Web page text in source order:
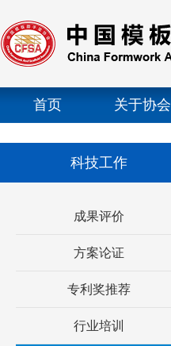
首页 关于协会
科技工作
成果评价
方案论证
专利奖推荐
行业培训